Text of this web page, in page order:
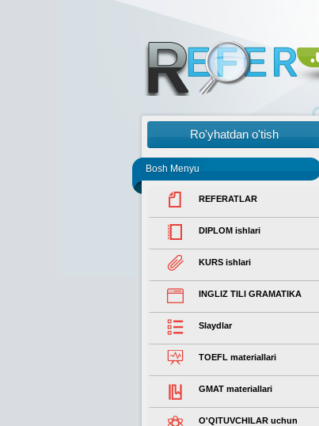
Ro'yhatdan o'tish
Bosh Menyu
REFERATLAR
DIPLOM ishlari
KURS ishlari
INGLIZ TILI GRAMATIKA
Slaydlar
TOEFL materiallari
GMAT materiallari
O'QITUVCHILAR uchun